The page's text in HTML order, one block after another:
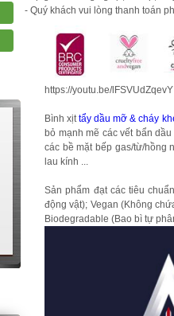
- Quý khách vui lòng thanh toán
https://youtu.be/lFSVUdZqevY
Bình xịttẩy dầu mỡ & cháy
bỏ mạnh mẽ các vết bẩn
các bề mặt bếp gas/từ/hồng
lau kính ...
Sản phẩm đạt các tiêu
động vật); Vegan (Không
Biodegradable (Bao bì tự